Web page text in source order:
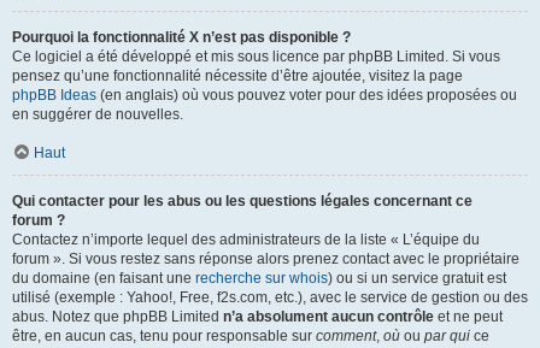
Pourquoi la fonctionnalité X n’est pas disponible ?
Ce logiciel a été développé et mis sous licence par phpBB Limited. Si vous
pensez qu’une fonctionnalité nécessite d’être ajoutée, visitez la page
phpBB Ideas (en anglais) où vous pouvez voter pour des idées proposées ou
en suggérer de nouvelles.
Haut
Qui contacter pour les abus ou les questions légales concernant ce
forum ?
Contactez n’importe lequel des administrateurs de la liste « L’équipe du
forum ». Si vous restez sans réponse alors prenez contact avec le propriétaire
du domaine (en faisant une recherche sur whois) ou si un service gratuit est
utilisé (exemple : Yahoo!, Free, f2s.com, etc.), avec le service de gestion ou des
abus. Notez que phpBB Limited n’a absolument aucun contrôle et ne peut
être, en aucun cas, tenu pour responsable sur comment, où ou par qui ce